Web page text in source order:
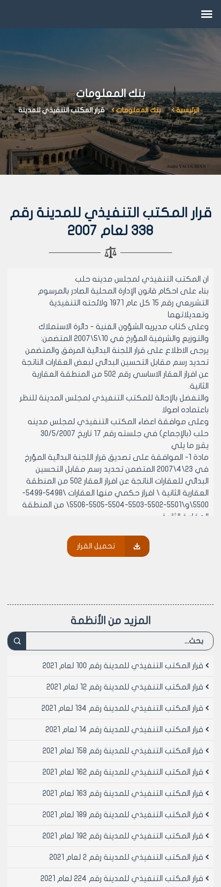
بنك المعلومات
الرئيسية بنك المعلومات قرار المكتب التنفيذي للمدينة
قرار المكتب التنفيذي للمدينة رقم
338 لعام 2007
ان المكتب التنفيذي لمجلس مدينه حلب
بناء على احكام قانون الإدارة المحلية الصادر بالمرسوم
التشريعي رقم 15 كل عام 1971 ولائحته التنفيذية
وتعديلاتهما
وعلى كتاب مديريه الشؤون الفنية - دائرة الاستملاك
والتوزيع والشرفية المؤرخ في 10\5\2007 المتضمن:
يرجى الاطلاع على قرار اللجنة البدائية المرفق والمتضمن
تحديد رسم مقابل التحسين البدائي لبعض العقارات الناتجة
عن افراز العقار الاساسي رقم 502 من المنطقة العقارية
الثانية.
والتفضل بالإحالة للمكتب التنفيذي لمجلس المدينة للنظر
باعتماده اصولا
وعلى موافقة اعضاء المكتب التنفيذي لمجلس مدينه
حلب (بالإجماع) في جلسته رقم 17 تاريخ 30/5/2007
يقرر ما يلي
مادة 1- الموافقة على تصديق قرار اللجنة البدائية المؤرخ
في 23\4\2007 المتضمن تحديد رسم مقابل التحسين
البدائي للعقارات الناتجة عن افراز العقار 502 من المنطقة
العقارية الثانية \ افراز حكمي منها العقارات \5498-5499-
5500\و\5501-5502-5503-5504-5505-5506\ من المنطقة
العقارية الثانية
حلب ويبلغ من يلزم لتنفيذه اصولا
تحميل القرار
المزيد من الأنظمة
قرار المكتب التنفيذي للمدينة رقم 100 لعام 2021
قرار المكتب التنفيذي للمدينة رقم 12 لعام 2021
قرار المكتب التنفيذي للمدينة رقم 134 لعام 2021
قرار المكتب التنفيذي للمدينة رقم 14 لعام 2021
قرار المكتب التنفيذي للمدينة رقم 158 لعام 2021
قرار المكتب التنفيذي للمدينة رقم 162 لعام 2021
قرار المكتب التنفيذي للمدينة رقم 163 لعام 2021
قرار المكتب التنفيذي للمدينة رقم 189 لعام 2021
قرار المكتب التنفيذي للمدينة رقم 192 لعام 2021
قرار المكتب التنفيذي للمدينة رقم 2 لعام 2021
قرار المكتب التنفيذي للمدينة رقم 224 لعام 2021